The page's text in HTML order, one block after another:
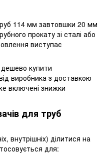
114 мм завтовшки 20 мм
прокату зі сталі або
виступає
купити
виробника з доставкою
включені знижки
для труб
внутрішніх) ділитися на
для: